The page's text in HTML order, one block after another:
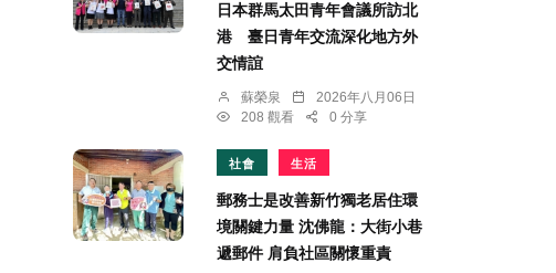
日本群馬太田青年會議所訪北
港 臺日青年交流深化地方外
交情誼
蘇榮泉
2026年八月06日
208 觀看
0 分享
社會 生活
郵務士是改善新竹獨老居住環
境關鍵力量 沈佛龍：大街小巷
遞郵件 肩負社區關懷重責